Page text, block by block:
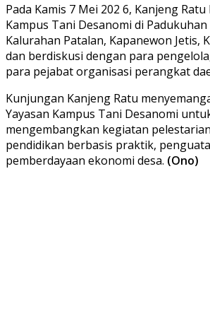
Pada Kamis 7 Mei 202 6, Kanjeng
Kampus Tani Desanomi di Padukuhan
Kalurahan Patalan, Kapanewon Jetis,
dan berdiskusi dengan para
para pejabat organisasi perangkat
Kunjungan Kanjeng Ratu
Yayasan Kampus Tani Desanomi
mengembangkan kegiatan
pendidikan berbasis praktik,
pemberdayaan ekonomi desa. (Ono)